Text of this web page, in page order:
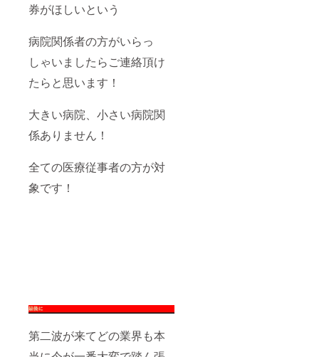
券がほしいという
病院関係者の方がいらっ
しゃいましたらご連絡頂け
たらと思います！
大きい病院、小さい病院関
係ありません！
全ての医療従事者の方が対
象です！
第二波が来てどの業界も本